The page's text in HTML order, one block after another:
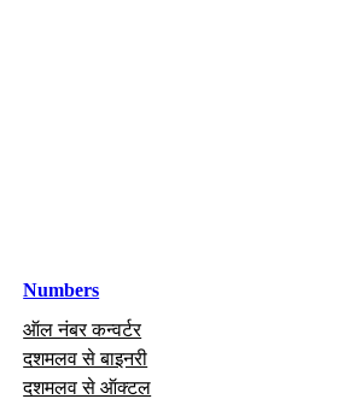
Numbers
ऑल नंबर कन्वर्टर
दशमलव से बाइनरी
दशमलव से ऑक्टल